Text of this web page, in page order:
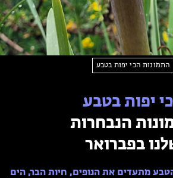
למבוגרים
התמונות הכי יפות בטבע
יפות בטבע
הנבחרות
בפברואר
מתעדים את הנופים, חיות הבר, הים